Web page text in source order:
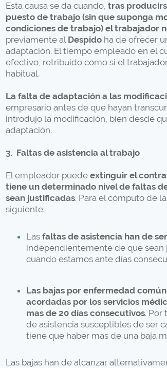
Esta causa se da cuando,tras
puesto de trabajo (sin que suponga
condiciones de trabajo) el trabajador
previamente al Despido ha de ofrecer
adaptación. El tiempo empleado en el
efectivo, retribuido como si el
habitual.
La falta de adaptación a las
empresario antes de que hayan
introdujo la modificación, bien desde
adaptación.
3. Faltas de asistencia al trabajo
El empleador puedeextinguir el
tiene un determinado nivel de faltas
sean justificadas. Para el cómputo de
siguiente:
Lasfaltas de asistencia han de
independientemente de que sean
cuando estamos ante días
Las bajas por enfermedad
acordadas por los servicios
mas de 20 días consecutivos. Por
de asistencia susceptibles de ser
tiene que haber mas de una baja
Las bajas han de alcanzar